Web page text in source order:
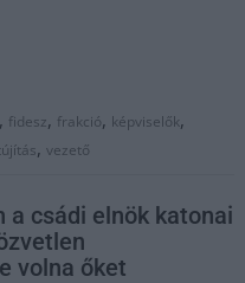
, fidesz, frakció, képviselők,
,vezető
a csádi elnök katonai
volna őket